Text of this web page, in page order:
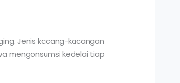
Jenis kacang-kacangan
mengonsumsi kedelai tiap